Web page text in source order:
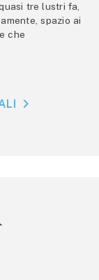
tre lustri fa,
spazio ai
che